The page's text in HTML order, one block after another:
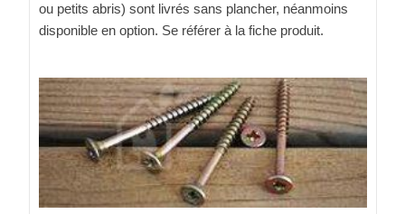
ou petits abris) sont livrés sans plancher, néanmoins
disponible en option. Se référer à la fiche produit.